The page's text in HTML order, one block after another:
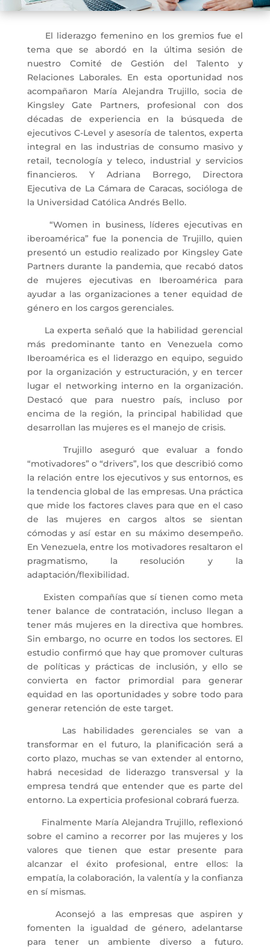
El liderazgo femenino en los gremios fue el
tema que se abordó en la última sesión de
nuestro Comité de Gestión del Talento y
Relaciones Laborales. En esta oportunidad nos
acompañaron María Alejandra Trujillo, socia de
Kingsley Gate Partners, profesional con dos
décadas de experiencia en la búsqueda de
ejecutivos C-Level y asesoría de talentos, experta
integral en las industrias de consumo masivo y
retail, tecnología y teleco, industrial y servicios
financieros. Y Adriana Borrego, Directora
Ejecutiva de La Cámara de Caracas, socióloga de
la Universidad Católica Andrés Bello.
“Women in business, líderes ejecutivas en
iberoamérica” fue la ponencia de Trujillo, quien
presentó un estudio realizado por Kingsley Gate
Partners durante la pandemia, que recabó datos
de mujeres ejecutivas en Iberoamérica para
ayudar a las organizaciones a tener equidad de
género en los cargos gerenciales.
La experta señaló que la habilidad gerencial
más predominante tanto en Venezuela como
Iberoamérica es el liderazgo en equipo, seguido
por la organización y estructuración, y en tercer
lugar el networking interno en la organización.
Destacó que para nuestro país, incluso por
encima de la región, la principal habilidad que
desarrollan las mujeres es el manejo de crisis.
Trujillo aseguró que evaluar a fondo
“motivadores” o “drivers”, los que describió como
la relación entre los ejecutivos y sus entornos, es
la tendencia global de las empresas. Una práctica
que mide los factores claves para que en el caso
de las mujeres en cargos altos se sientan
cómodas y así estar en su máximo desempeño.
En Venezuela, entre los motivadores resaltaron el
pragmatismo, la resolución y la
adaptación/flexibilidad.
Existen compañías que sí tienen como meta
tener balance de contratación, incluso llegan a
tener más mujeres en la directiva que hombres.
Sin embargo, no ocurre en todos los sectores. El
estudio confirmó que hay que promover culturas
de políticas y prácticas de inclusión, y ello se
convierta en factor primordial para generar
equidad en las oportunidades y sobre todo para
generar retención de este target.
Las habilidades gerenciales se van a
transformar en el futuro, la planificación será a
corto plazo, muchas se van extender al entorno,
habrá necesidad de liderazgo transversal y la
empresa tendrá que entender que es parte del
entorno. La experticia profesional cobrará fuerza.
Finalmente María Alejandra Trujillo, reflexionó
sobre el camino a recorrer por las mujeres y los
valores que tienen que estar presente para
alcanzar el éxito profesional, entre ellos: la
empatía, la colaboración, la valentía y la confianza
en sí mismas.
Aconsejó a las empresas que aspiren y
fomenten la igualdad de género, adelantarse
para tener un ambiente diverso a futuro.